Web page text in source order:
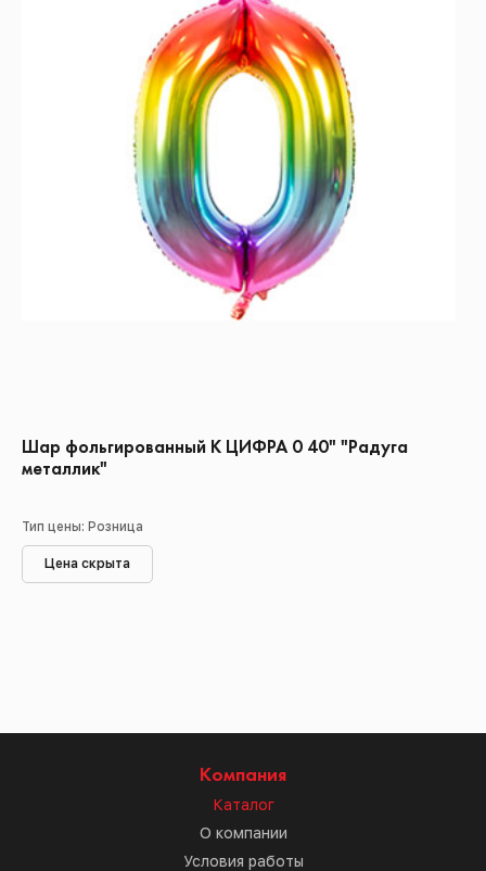
Шар фольгированный К ЦИФРА 0 40" "Радуга
металлик"
Тип цены: Розница
Цена скрыта
Компания
Каталог
О компании
Условия работы